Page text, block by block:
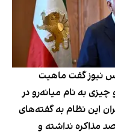
نیوز گفت ماهیت
به نام میانه‌رو در
این نظام به گفته‌های
مذاکره نداشته و